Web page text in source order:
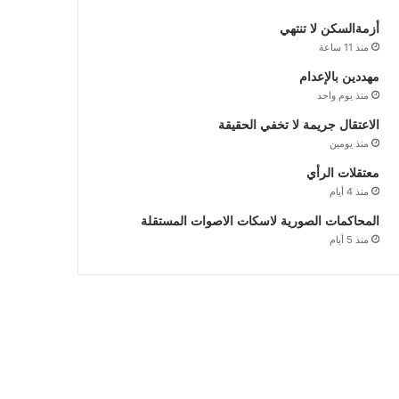
أزمةالسكن لا تنتهي
منذ 11 ساعة
مهددين بالإعدام
منذ يوم واحد
الاعتقال جريمة لا تخفي الحقيقة
منذ يومين
معتقلات الرأي
منذ 4 أيام
المحاكمات الصورية لاسكات الاصوات المستقلة
منذ 5 أيام